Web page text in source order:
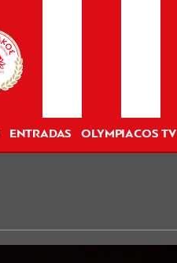
ENTRADAS OLYMPIACOS TV